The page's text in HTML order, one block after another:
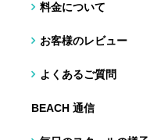
料金について
お客様のレビュー
よくあるご質問
BEACH 通信